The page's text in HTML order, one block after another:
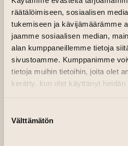
räätälöimiseen, sosiaalisen
tukemiseen ja kävijämäärämme
jaamme sosiaalisen median,
alan kumppaneillemme tietoja
sivustoamme. Kumppanimme
tietoja muihin tietoihin, joita olet
kerätty, kun olet käyttänyt heidän
valinta
Välttämätön
personal boundaries and
fragility of the human
possibilities for interacting
world.